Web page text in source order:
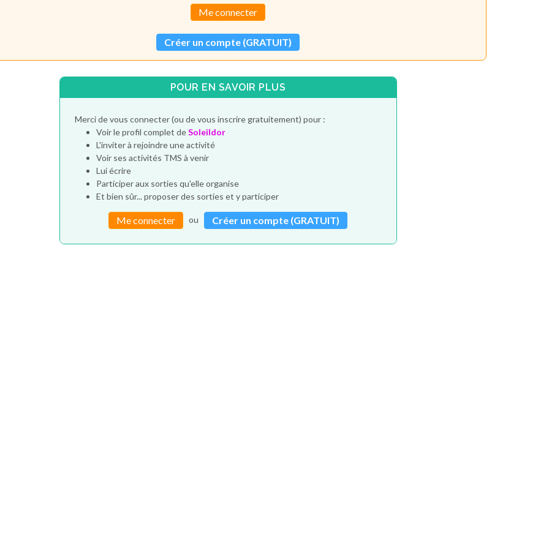
Me connecter
Créer un compte (GRATUIT)
POUR EN SAVOIR PLUS
Merci de vous connecter (ou de vous inscrire gratuitement) pour :
Voir le profil complet deSoleildor
L'inviter à rejoindre une activité
Voir ses activités TMS à venir
Lui écrire
Participer aux sorties qu'elle organise
Et bien sûr... proposer des sorties et y participer
Me connecter ou Créer un compte (GRATUIT)